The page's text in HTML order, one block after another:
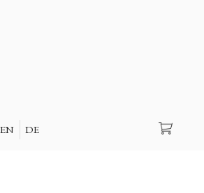
EN DE